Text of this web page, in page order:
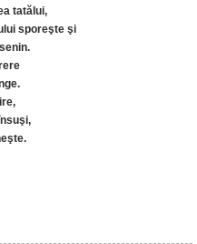
tatălui,
sporeşte şi